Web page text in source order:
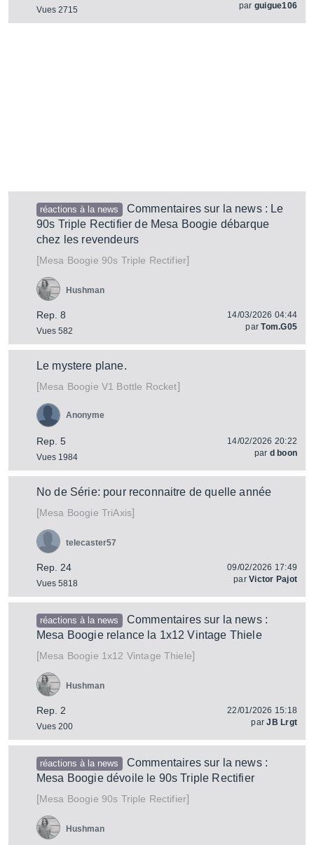
Vues 2715
par guigue106
réactions à la news
Commentaires sur la news : Le
90s Triple Rectifier de Mesa Boogie débarque
chez les revendeurs
[Mesa Boogie 90s Triple Rectifier]
Rep. 8
Vues 582
Hushman
14/03/2026 04:44
parTom.G05
Le mystere plane.
[Mesa Boogie V1 Bottle Rocket]
Rep. 5
Vues 1984
Anonyme
14/02/2026 20:22
par d boon
No de Série: pour reconnaitre de quelle année
[Mesa Boogie TriAxis]
Rep. 24
Vues 5818
telecaster57
09/02/2026 17:49
parVictor Pajot
réactions à la news
Commentaires sur la news :
Mesa Boogie relance la 1x12 Vintage Thiele
[Mesa Boogie 1x12 Vintage Thiele]
Rep. 2
Vues 200
Hushman
22/01/2026 15:18
parJB Lrgt
réactions à la news
Commentaires sur la news :
Mesa Boogie dévoile le 90s Triple Rectifier
[Mesa Boogie 90s Triple Rectifier]
Hushman